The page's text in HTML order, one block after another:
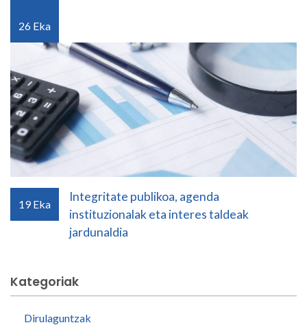
26 Eka
19 Eka
Integritate publikoa, agenda
instituzionalak eta interes taldeak
jardunaldia
Kategoriak
Dirulaguntzak